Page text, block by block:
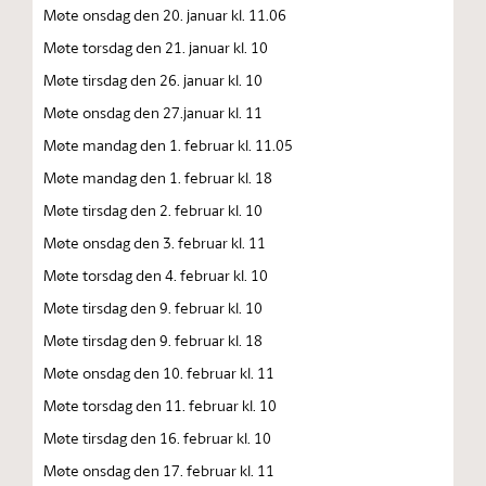
Møte onsdag den 20. januar kl. 11.06
Møte torsdag den 21. januar kl. 10
Møte tirsdag den 26. januar kl. 10
Møte onsdag den 27.januar kl. 11
Møte mandag den 1. februar kl. 11.05
Møte mandag den 1. februar kl. 18
Møte tirsdag den 2. februar kl. 10
Møte onsdag den 3. februar kl. 11
Møte torsdag den 4. februar kl. 10
Møte tirsdag den 9. februar kl. 10
Møte tirsdag den 9. februar kl. 18
Møte onsdag den 10. februar kl. 11
Møte torsdag den 11. februar kl. 10
Møte tirsdag den 16. februar kl. 10
Møte onsdag den 17. februar kl. 11